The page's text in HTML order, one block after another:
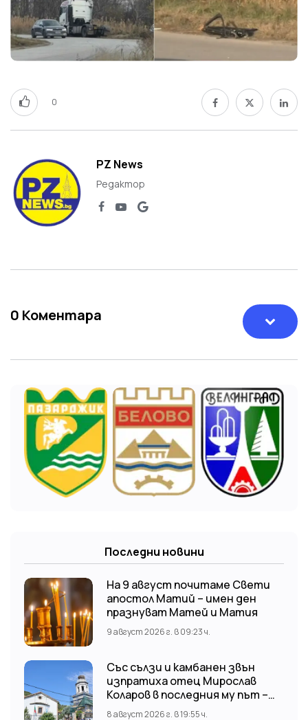
0
PZ News
Редактор
0 Коментара
Последни новини
На 9 август почитаме Свети
апостол Матий – имен ден
празнуват Матей и Матия
9 август 2026 г. в 09:23 ч.
Със сълзи и камбанен звън
изпратиха отец Мирослав
Коларов в последния му път –
Пловдивският митрополит
8 август 2026 г. в 19:55 ч.